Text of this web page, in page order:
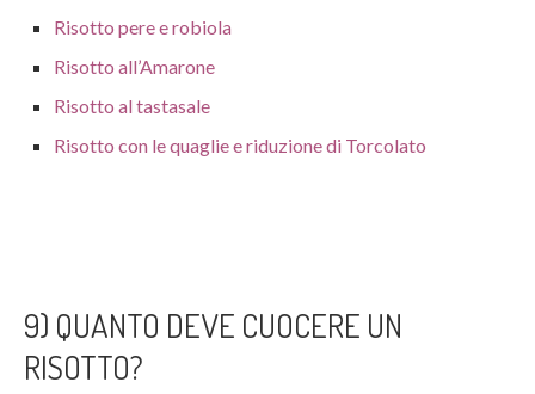
Risotto pere e robiola
Risotto all’Amarone
Risotto al tastasale
Risotto con le quaglie e riduzione di Torcolato
9) QUANTO DEVE CUOCERE UN
RISOTTO?